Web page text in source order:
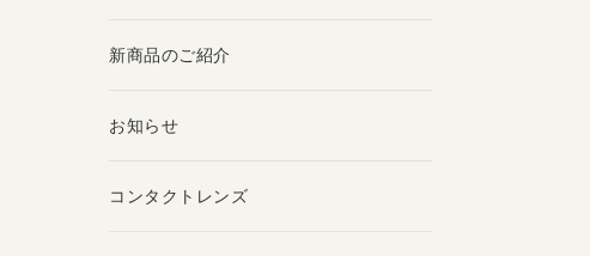
新商品のご紹介
お知らせ
コンタクトレンズ